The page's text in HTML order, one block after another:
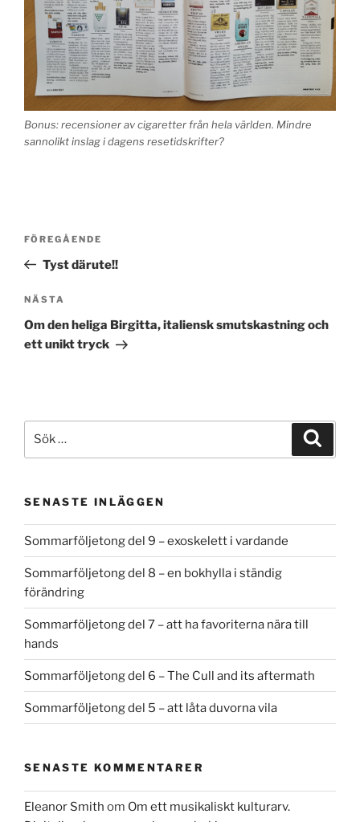
Bonus: recensioner av cigaretter från hela världen. Mindre
sannolikt inslag i dagens resetidskrifter?
Inläggsnavigering
Föregående
inlägg
FÖREGÅENDE
Tyst därute!!
Nästa
inlägg
NÄSTA
Om den heliga Birgitta, italiensk smutskastning och
ett unikt tryck
efter:
SENASTE INLÄGGEN
Sommarföljetong del 9 – exoskelett i vardande
Sommarföljetong del 8 – en bokhylla i ständig
förändring
Sommarföljetong del 7 – att ha favoriterna nära till
hands
Sommarföljetong del 6 – The Cull and its aftermath
Sommarföljetong del 5 – att låta duvorna vila
SENASTE KOMMENTARER
Eleanor Smith om Om ett musikaliskt kulturarv.